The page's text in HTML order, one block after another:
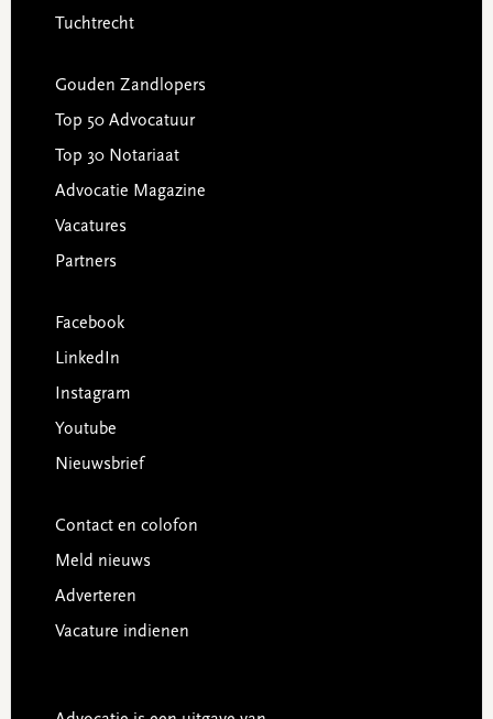
Tuchtrecht
Gouden Zandlopers
Top 50 Advocatuur
Top 30 Notariaat
Advocatie Magazine
Vacatures
Partners
Facebook
LinkedIn
Instagram
Youtube
Nieuwsbrief
Contact en colofon
Meld nieuws
Adverteren
Vacature indienen